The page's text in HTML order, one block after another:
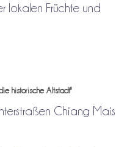
lokalen Früchte und
historische Altstadt"
Chiang Mais